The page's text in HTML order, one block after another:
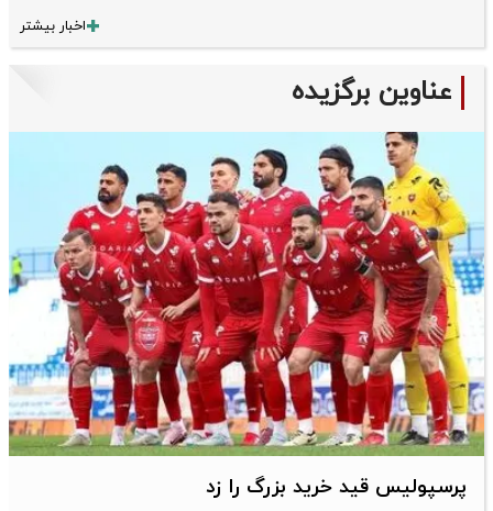
اخبار بیشتر
عناوین برگزیده
پرسپولیس قید خرید بزرگ را زد